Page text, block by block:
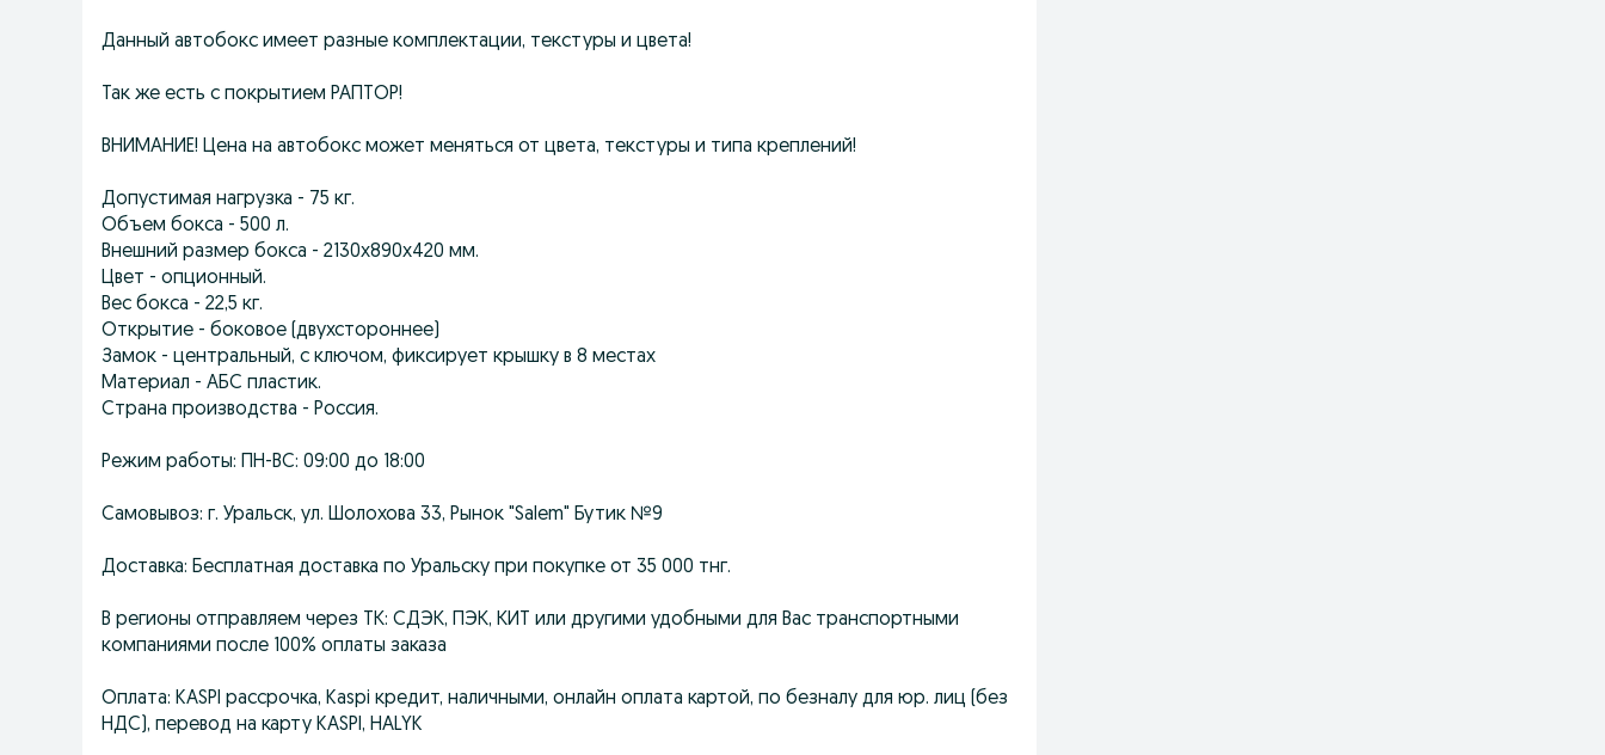
Данный автобокс имеет разные комплектации, текстуры и цвета!
Так же есть с покрытием РАПТОР!
ВНИМАНИЕ! Цена на автобокс может меняться от цвета, текстуры и типа креплений!
Допустимая нагрузка - 75 кг.
Объем бокса - 500 л.
Внешний размер бокса - 2130х890х420 мм.
Цвет - опционный.
Вес бокса - 22,5 кг.
Открытие - боковое (двухстороннее)
Замок - центральный, с ключом, фиксирует крышку в 8 местах
Материал - АБС пластик.
Страна производства - Россия.
Режим работы: ПН-ВС: 09:00 до 18:00
Самовывоз: г. Уральск, ул. Шолохова 33, Рынок "Salem" Бутик №9
Доставка: Бесплатная доставка по Уральску при покупке от 35 000 тнг.
В регионы отправляем через ТК: СДЭК, ПЭК, КИТ или другими удобными для Вас транспортными
компаниями после 100% оплаты заказа
Оплата: KASPI рассрочка, Kaspi кредит, наличными, онлайн оплата картой, по безналу для юр. лиц (без
НДС), перевод на карту KASPI, HALYK